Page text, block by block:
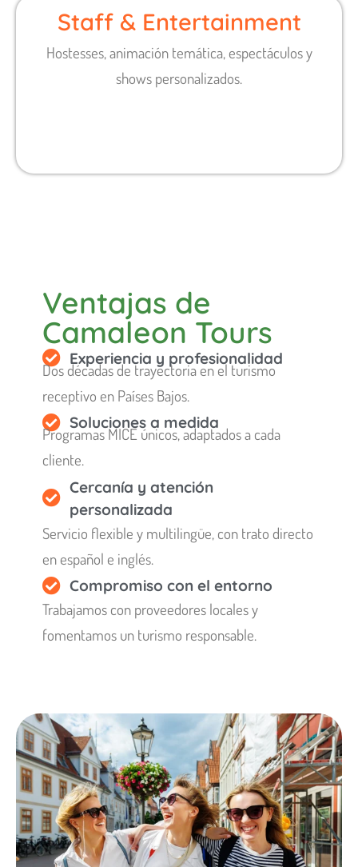
Staff & Entertainment
Hostesses, animación temática, espectáculos y
shows personalizados.
Ventajas de
Camaleon Tours
Experiencia y profesionalidad
Dos décadas de trayectoria en el turismo
receptivo en Países Bajos.
Soluciones a medida
Programas MICE únicos, adaptados a cada
cliente.
Cercanía y atención
personalizada
Servicio flexible y multilingüe, con trato directo
en español e inglés.
Compromiso con el entorno
Trabajamos con proveedores locales y
fomentamos un turismo responsable.